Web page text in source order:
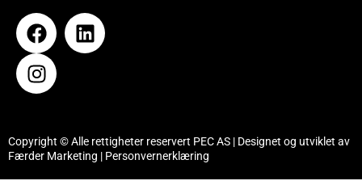
Copyright © Alle rettigheter reservert PEC AS | Designet og utviklet av
Færder Marketing | Personvernerklæring